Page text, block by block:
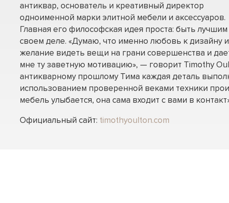
антиквар, основатель и креативный директор
одноименной марки элитной мебели и аксессуаров.
Главная его философская идея проста: быть лучшим
своем деле. «Думаю, что именно любовь к дизайну и
желание видеть вещи на грани совершенства и
мне ту заветную мотивацию», — говорит Timothy
антикварному прошлому Тима каждая деталь
использованием проверенной веками техники
мебель улыбается, она сама входит с вами в
Официальный сайт: timothyoulton.com